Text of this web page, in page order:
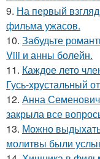
9. На первый
фильма ужасов.
10. Забудьте
Viii и анны болейн.
11. Каждое лето
Гусь-хрустальный
12. Анна Семенович
закрыла все
13. Можно
молитвы были